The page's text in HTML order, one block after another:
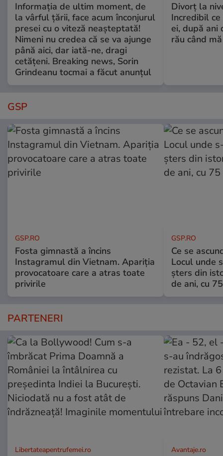
Informația de ultim moment, de
la vârful țării, face acum înconjurul
presei cu o viteză neașteptată!
Nimeni nu credea că se va ajunge
până aici, dar iată-ne, dragi
cetățeni. Breaking news, Sorin
Grindeanu tocmai a făcut anunțul
Divorț la
Incredibil
ei, după ani
rău când
GSP
GSP.RO
Fosta gimnastă a încins
Instagramul din Vietnam. Apariția
provocatoare care a atras toate
privirile
GSP.RO
Ce se
Locul unde
șters din
de ani, cu
PARTENERI
Libertateapentrufemei.ro Avantaje.ro